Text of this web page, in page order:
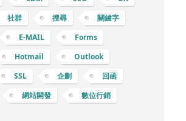
建易於導航、反應靈敏、訊息清晰
讓使用者能夠輕鬆找到所需訊息。
保網站在不同裝置上都能良好運
動裝置，提供優質的行動使用者體
：部落格和內容行銷：在網站上設
源頁面，提供有價值的內容，包括
白皮書等，吸引並保留使用者。
社群 搜尋
關鍵字
E-MAIL
Forms
Hotmail
Outlook
SSL 企劃
回函
網站開發
數位行銷